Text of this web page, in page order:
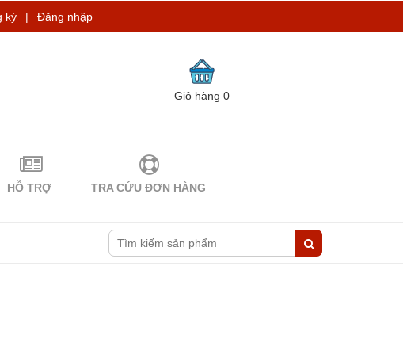
ký | Đăng nhập
Giỏ hàng0
HỖ TRỢ TRA CỨU ĐƠN HÀNG